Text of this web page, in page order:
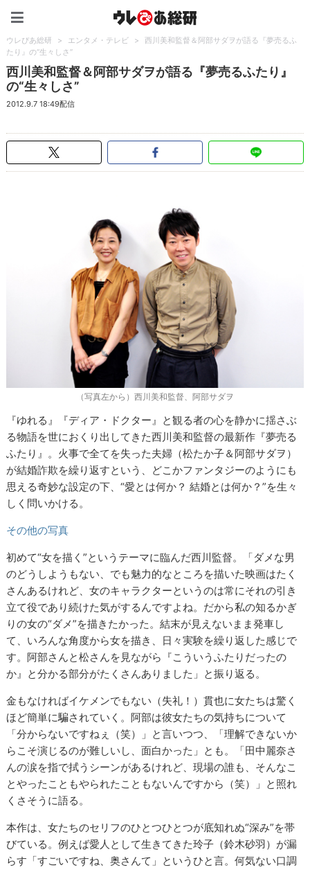
ウレぴあ総研 > エンタメ・テレビ >
西川美和監督＆阿部サダヲが語る『夢売るふ
たり』の“生々しさ”
西川美和監督＆阿部サダヲが語る『夢売るふたり』
の“生々しさ”
2012.9.7 18:49配信
（写真左から）西川美和監督、阿部サダヲ
『ゆれる』『ディア・ドクター』と観る者の心を静かに揺さぶ
る物語を世におくり出してきた西川美和監督の最新作『夢売る
ふたり』。火事で全てを失った夫婦（松たか子＆阿部サダヲ）
が結婚詐欺を繰り返すという、どこかファンタジーのようにも
思える奇妙な設定の下、“愛とは何か？ 結婚とは何か？”を生々
しく問いかける。
その他の写真
初めて“女を描く”というテーマに臨んだ西川監督。「ダメな男
のどうしようもない、でも魅力的なところを描いた映画はたく
さんあるけれど、女のキャラクターというのは常にそれの引き
立て役であり続けた気がするんですよね。だから私の知るかぎ
りの女の“ダメ”を描きたかった。結末が見えないまま発車し
て、いろんな角度から女を描き、日々実験を繰り返した感じで
す。阿部さんと松さんを見ながら『こういうふたりだったの
か』と分かる部分がたくさんありました」と振り返る。
金もなければイケメンでもない（失礼！）貫也に女たちは驚く
ほど簡単に騙されていく。阿部は彼女たちの気持ちについて
「分からないですねぇ（笑）」と言いつつ、「理解できないか
らこそ演じるのが難しいし、面白かった」とも。「田中麗奈さ
んの涙を指で拭うシーンがあるけれど、現場の誰も、そんなこ
とやったこともやられたこともないんですから（笑）」と照れ
くさそうに語る。
本作は、女たちのセリフのひとつひとつが底知れぬ“深み”を帯
びている。例えば愛人として生きてきた玲子（鈴木砂羽）が漏
らす「すごいですね、奥さんて」というひと言。何気ない口調